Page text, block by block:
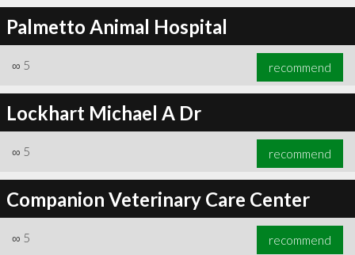
Palmetto Animal Hospital
∞ 5 recommend
Lockhart Michael A Dr
∞ 5 recommend
Companion Veterinary Care Center
∞ 5 recommend